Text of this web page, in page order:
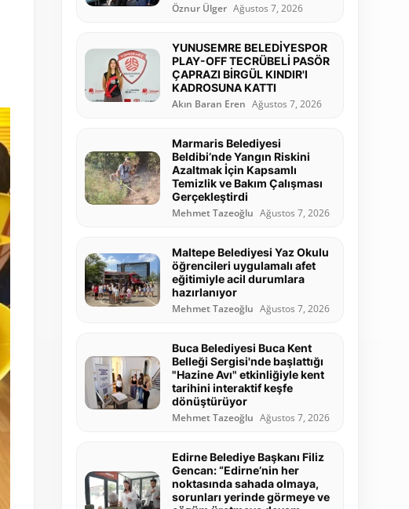
Öznur Ülger Ağustos 7, 2026
YUNUSEMRE BELEDİYESPOR
PLAY-OFF TECRÜBELİ PASÖR
ÇAPRAZI BİRGÜL KINDIR'I
KADROSUNA KATTI
Akın Baran Eren Ağustos 7, 2026
Marmaris Belediyesi
Beldibi’nde Yangın Riskini
Azaltmak İçin Kapsamlı
Temizlik ve Bakım Çalışması
Gerçekleştirdi
Mehmet Tazeoğlu Ağustos 7, 2026
Maltepe Belediyesi Yaz Okulu
öğrencileri uygulamalı afet
eğitimiyle acil durumlara
hazırlanıyor
Mehmet Tazeoğlu Ağustos 7, 2026
Buca Belediyesi Buca Kent
Belleği Sergisi'nde başlattığı
"Hazine Avı" etkinliğiyle kent
tarihini interaktif keşfe
dönüştürüyor
Mehmet Tazeoğlu Ağustos 7, 2026
Edirne Belediye Başkanı Filiz
Gencan: “Edirne’nin her
noktasında sahada olmaya,
sorunları yerinde görmeye ve